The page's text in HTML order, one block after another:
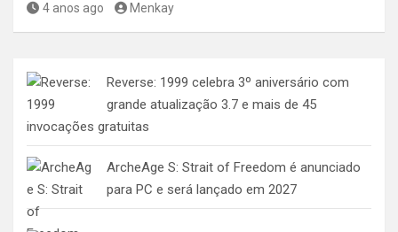
4 anos ago Menkay
Reverse: 1999 celebra 3º aniversário com
grande atualização 3.7 e mais de 45
invocações gratuitas
ArcheAge S: Strait of Freedom é anunciado
para PC e será lançado em 2027